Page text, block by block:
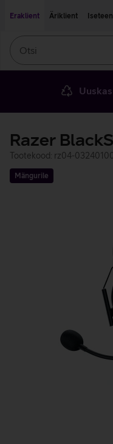
Eraklient
Äriklient
Razer
Tootekood: rz04-
Mängurile